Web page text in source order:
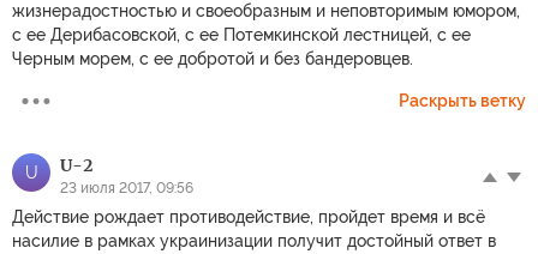
жизнерадостностью и своеобразным и неповторимым юмором,
с ее Дерибасовской, с ее Потемкинской лестницей, с ее
Черным морем, с ее добротой и без бандеровцев.
Раскрыть ветку
U U-2
23 июля 2017, 09:56
Действие рождает противодействие, пройдет время и всё
насилие в рамках украинизации получит достойный ответ в